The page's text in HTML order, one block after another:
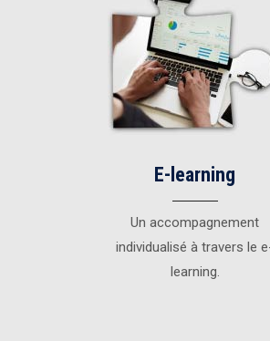
E-learning
Un accompagnement
individualisé à travers le
learning.